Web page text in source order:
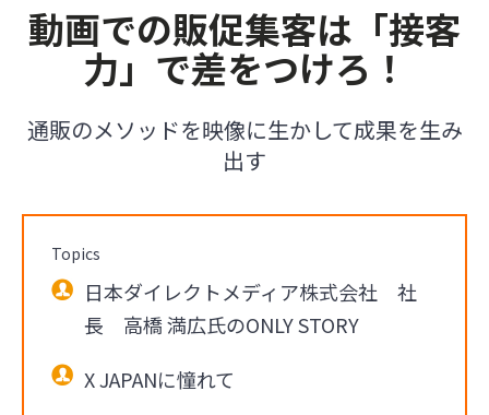
動画での販促集客は「接客
力」で差をつけろ！
通販のメソッドを映像に生かして成果を生み
出す
Topics
日本ダイレクトメディア株式会社 社
長 高橋 満広氏のONLY STORY
X JAPANに憧れて